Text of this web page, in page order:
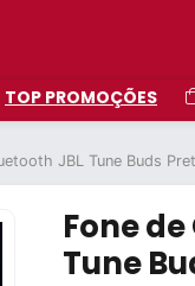
TOP PROMOÇÕES
JBL Tune Buds
Fone
Tune